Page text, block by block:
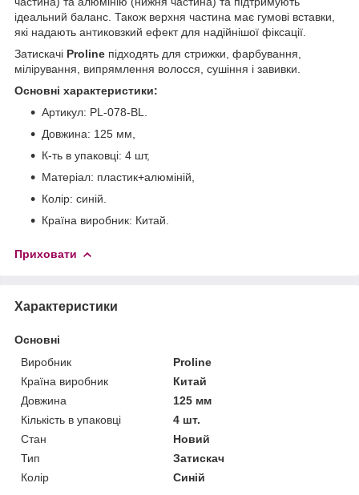
ідеальний баланс. Також верхня частина має гумові вставки,
які надають антиковзкий ефект для надійнішої фіксації.
Затискачі Proline підходять для стрижки, фарбування,
мілірування, випрямлення волосся, сушіння і завивки.
Основні характеристики:
Артикул: PL-078-BL.
Довжина: 125 мм,
К-ть в упаковці: 4 шт,
Матеріал: пластик+алюміній,
Колір: синій.
Країна виробник: Китай.
Приховати
Характеристики
Основні
Виробник
Proline
Країна виробник
Китай
Довжина
125 мм
Кількість в упаковці
4 шт.
Стан
Новий
Тип
Затискач
Колір
Синій